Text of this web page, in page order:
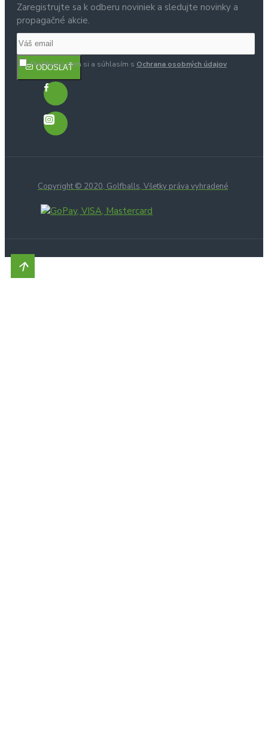
Zaregistrujte sa k odberu noviniek a sledujte novinky a
propagačné akcie.
ODOSLAŤ
Prečítal(a) som si a súhlasím s Ochrana osobných údajov
Copyright © 2020, Golfballs, Všetky práva vyhradené